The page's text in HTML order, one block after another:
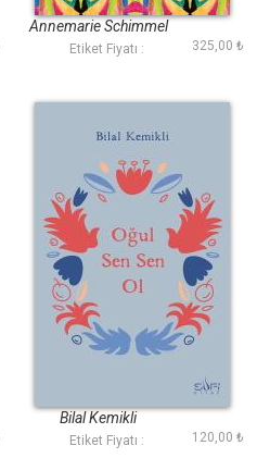
Annemarie Schimmel
Etiket Fiyatı : 325,00 ₺
Bilal Kemikli
Etiket Fiyatı : 120,00 ₺